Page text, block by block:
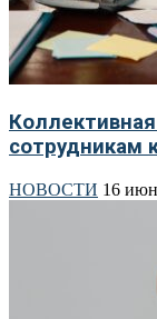
сотрудникам
НОВОСТИ 16